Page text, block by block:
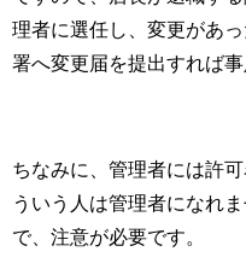
理者に選任し、変更があ
署へ変更届を提出すれば事
ちなみに、管理者には許
ういう人は管理者になれ
で、注意が必要です。